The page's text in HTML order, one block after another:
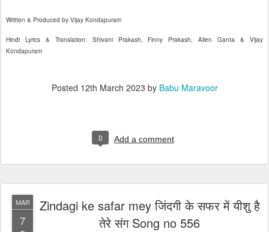
Written & Produced by Vijay Kondapuram
Hindi Lyrics & Translation: Shivani Prakash, Finny Prakash, Allen Ganta & Vijay
Kondapuram
Posted 12th March 2023 by Babu Maravoor
0 Add a comment
MAR
7
Zindagi ke safar mey जिंदगी के सफर में यीशु है
तेरे संग Song no 556